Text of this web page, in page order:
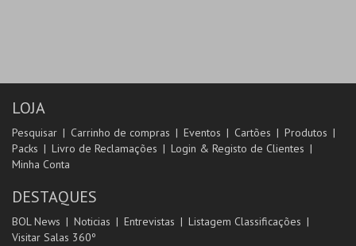
LOJA
Pesquisar Carrinho de compras Eventos Cartões
Produtos
Packs
Livro de Reclamações
Login & Registo de Clientes
Minha Conta
DESTAQUES
BOL News Noticias Entrevistas
Listagem Classificações
Visitar Salas 360º